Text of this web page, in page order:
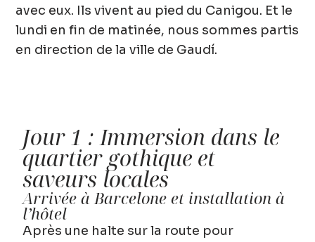
avec eux. Ils vivent au pied du Canigou. Et le
lundi en fin de matinée, nous sommes partis
en direction de la ville de Gaudí.
Jour 1 : Immersion dans le
quartier gothique et
saveurs locales
Arrivée à Barcelone et installation à
l’hôtel
Après une halte sur la route pour